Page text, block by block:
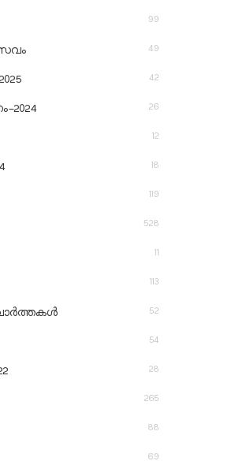
99
49
42
2024 26
12
18
119
528
11
113
52
54
28
265
88
69